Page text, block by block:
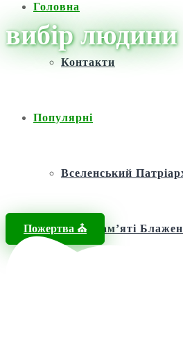
Головна
Контакти
Популярні
Вселенський
Фонд пам’яті
Пожертва ⛪️
вибір людини